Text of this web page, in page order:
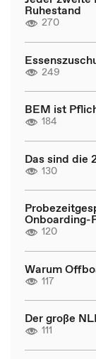
Ruhestand
270
249
BEM ist
184
Das sind die
130
Onboarding-
120
Warum
117
Der große
111